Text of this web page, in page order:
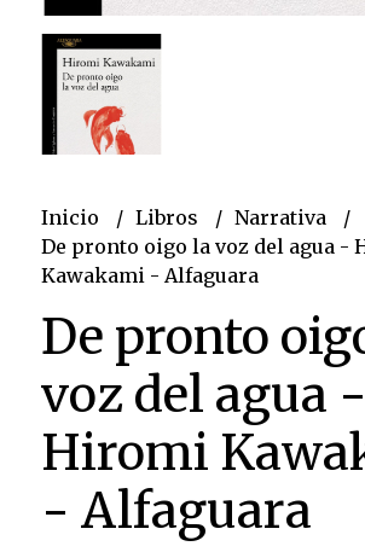
Inicio Libros
Narrativa
De pronto oigo la voz del agua -
Kawakami - Alfaguara
De pronto
voz del agua -
Hiromi
- Alfaguara